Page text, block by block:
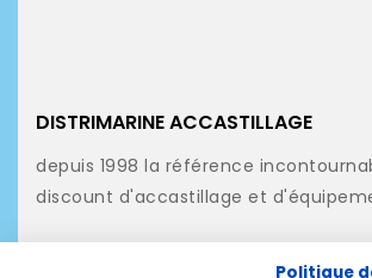
DISTRIMARINE ACCASTILLAGE
depuis 1998 la référence
discount d'accastillage et
NOS PRODUITS
Politique